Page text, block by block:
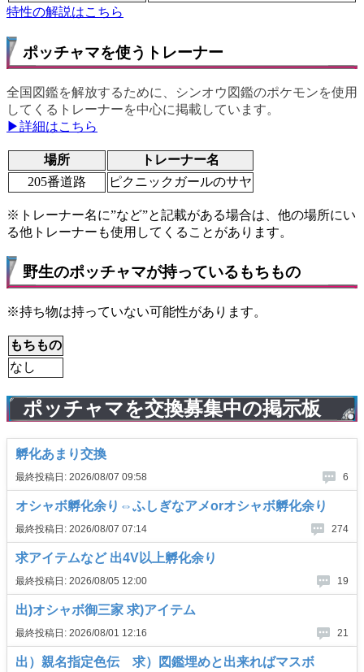
特性の解説はこちら
ポッチャマを使うトレーナー
全国図鑑を解放するために、シンオウ図鑑のポケモンを使用
してくるトレーナーを中心に掲載しています。
▶詳細はこちら
場所
トレーナー名
205番道路
ピクニックガールのサヤ
※トレーナー名に”など”と記載がある場合は、他の場所にい
る他トレーナーも使用してくることがあります。
野生のポッチャマが持っているもちもの
※持ち物は持っていない可能性があります。
もちもの
なし
ポッチャマを交換募集中の掲示板